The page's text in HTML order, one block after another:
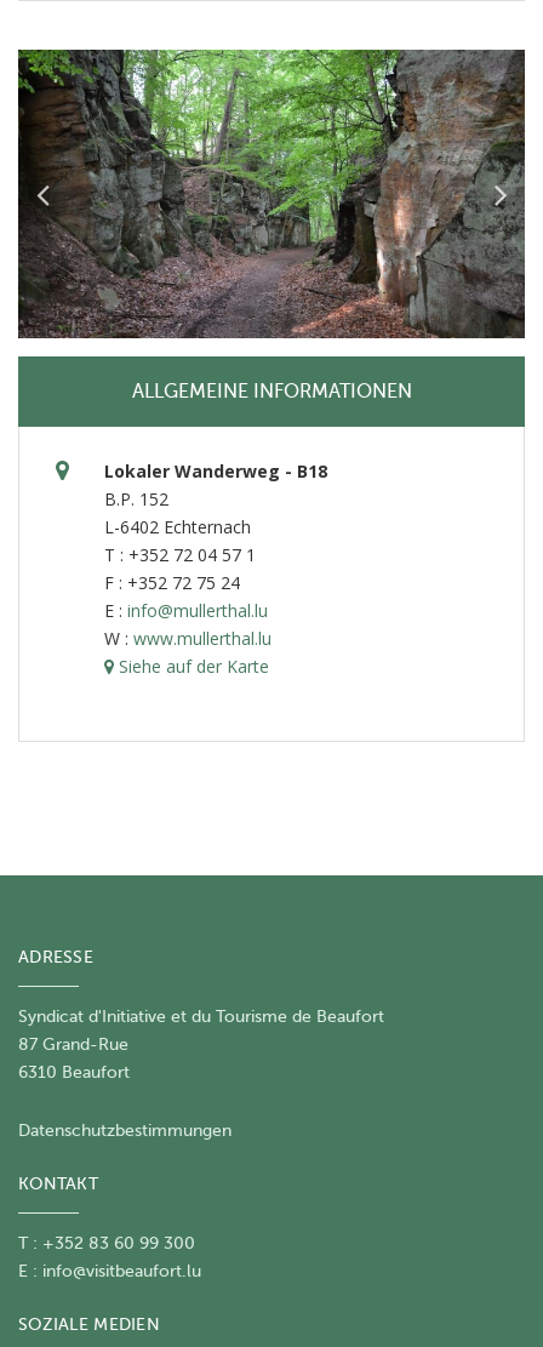
ALLGEMEINE INFORMATIONEN
Lokaler Wanderweg - B18
B.P. 152
L-6402 Echternach
T : +352 72 04 57 1
F : +352 72 75 24
E : info@mullerthal.lu
W : www.mullerthal.lu
Siehe auf der Karte
ADRESSE
Syndicat d'Initiative et du Tourisme de Beaufort
87 Grand-Rue
6310 Beaufort
Datenschutzbestimmungen
KONTAKT
T : +352 83 60 99 300
E : info@visitbeaufort.lu
SOZIALE MEDIEN